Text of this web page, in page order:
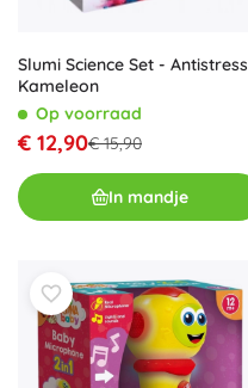
Slumi Science Set - Antistress
Kameleon
Op voorraad
€ 12,90€ 15,90
In mandje